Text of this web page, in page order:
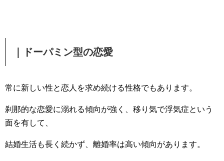
｜ドーパミン型の恋愛
常に新しい性と恋人を求め続ける性格でもあります。
刹那的な恋愛に溺れる傾向が強く、移り気で浮気症という
面を有して、
結婚生活も長く続かず、離婚率は高い傾向があります。